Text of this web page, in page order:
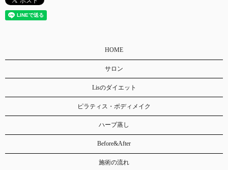
HOME
サロン
Lisのダイエット
ピラティス・ボディメイク
ハーブ蒸し
Before&After
施術の流れ